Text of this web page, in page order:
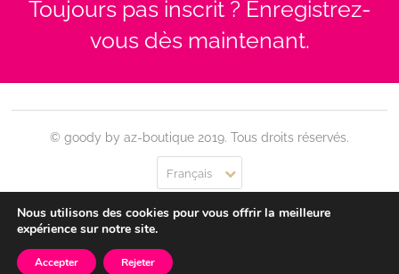
Toujours pas inscrit ? Enregistrez-
vous dès maintenant.
© goody by az-boutique 2019. Tous droits réservés.
Français
Contact Se connecter Confidentialité CGU
Nous utilisons des cookies pour vous offrir la meilleure
expérience sur notre site.
Accepter Rejeter